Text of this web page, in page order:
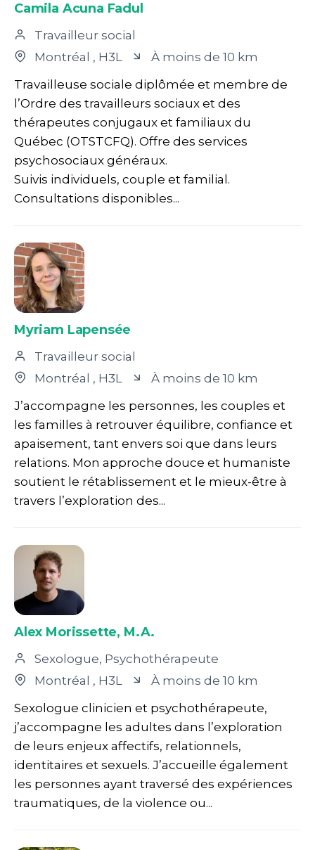
Camila Acuna Fadul
Travailleur social
Montréal , H3L
À moins de 10 km
Travailleuse sociale diplômée et membre de
l’Ordre des travailleurs sociaux et des
thérapeutes conjugaux et familiaux du
Québec (OTSTCFQ). Offre des services
psychosociaux généraux.
Suivis individuels, couple et familial.
Consultations disponibles...
Myriam Lapensée
Travailleur social
Montréal , H3L
À moins de 10 km
J’accompagne les personnes, les couples et
les familles à retrouver équilibre, confiance et
apaisement, tant envers soi que dans leurs
relations. Mon approche douce et humaniste
soutient le rétablissement et le mieux-être à
travers l’exploration des...
Alex Morissette, M.A.
Sexologue, Psychothérapeute
Montréal , H3L
À moins de 10 km
Sexologue clinicien et psychothérapeute,
j’accompagne les adultes dans l’exploration
de leurs enjeux affectifs, relationnels,
identitaires et sexuels. J’accueille également
les personnes ayant traversé des expériences
traumatiques, de la violence ou...